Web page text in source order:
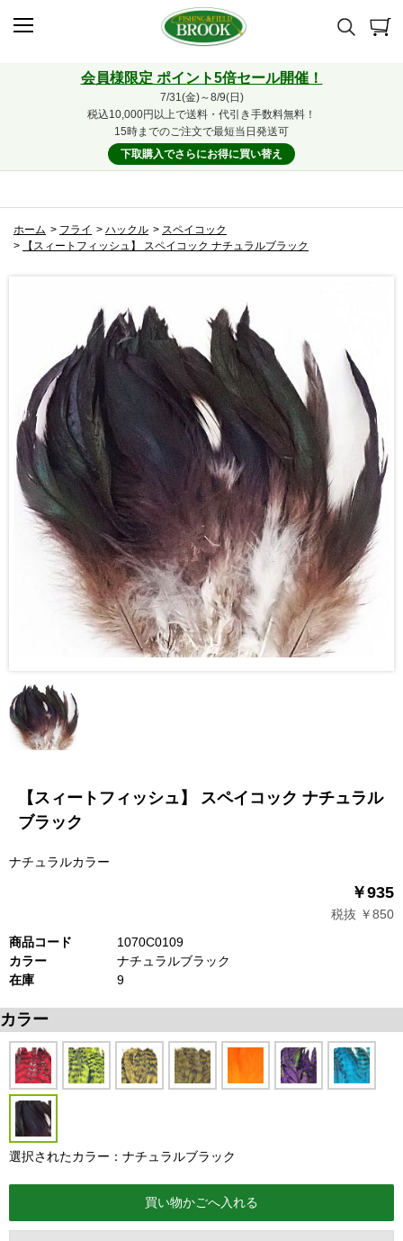
会員様限定 ポイント5倍セール開催！
7/31(金)～8/9(日)
税込10,000円以上で送料・代引き手数料無料！
15時までのご注文で最短当日発送可
下取購入でさらにお得に買い替え
ホーム > フライ > ハックル > スペイコック
>
【スィートフィッシュ】 スペイコック ナチュラルブラック
【スィートフィッシュ】 スペイコック ナチュラル
ブラック
ナチュラルカラー
￥935
税抜 ￥850
商品コード
1070C0109
カラー
ナチュラルブラック
在庫
9
カラー
選択されたカラー：ナチュラルブラック